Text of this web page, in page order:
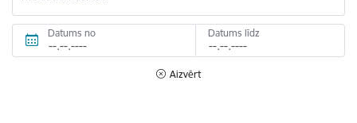
Datums no Datums līdz
Aizvērt